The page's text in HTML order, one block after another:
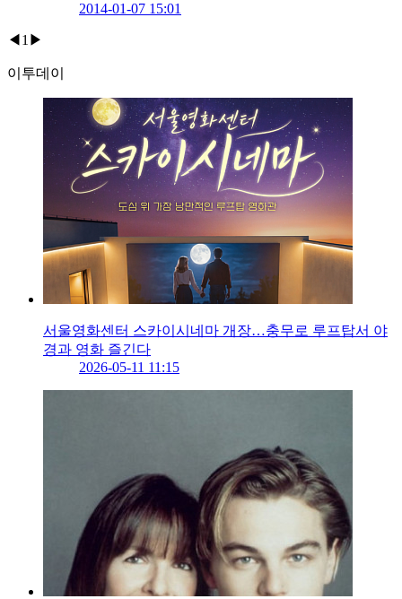
2014-01-07 15:01
◀ 1 ▶
이투데이
서울영화센터 스카이시네마 개장…충무로 루프탑서 야
경과 영화 즐긴다
2026-05-11 11:15